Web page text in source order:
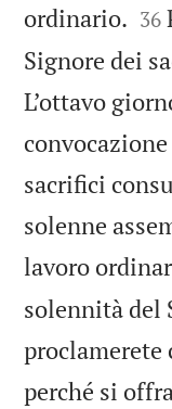
ordinario. 

36
Signore dei
L’ottavo
sacrifici
solenne
lavoro
solennità del
proclamerete
perché si